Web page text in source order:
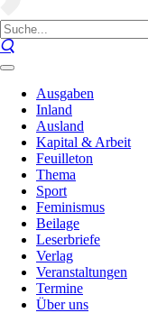
Ausgaben
Inland
Ausland
Kapital & Arbeit
Feuilleton
Thema
Sport
Feminismus
Beilage
Leserbriefe
Verlag
Veranstaltungen
Termine
Über uns